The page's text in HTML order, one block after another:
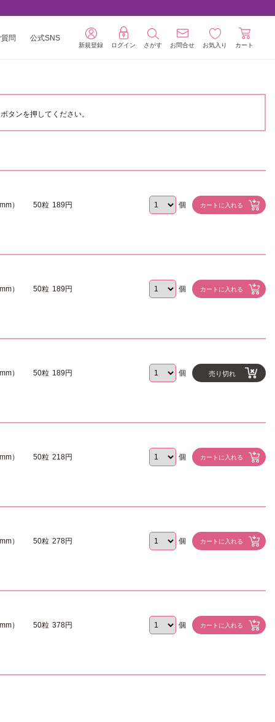
新規登録 ログイン さがす お問合せ お気入り カート
問 公式SNS
タンを押してください。
） 50粒 189円 個
） 50粒 189円 個
） 50粒 189円 個 売り切れ
） 50粒 218円 個
） 50粒 278円 個
） 50粒 378円 個